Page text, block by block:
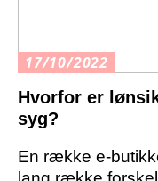
17/10/2022
Hvorfor er
syg?
En række e-